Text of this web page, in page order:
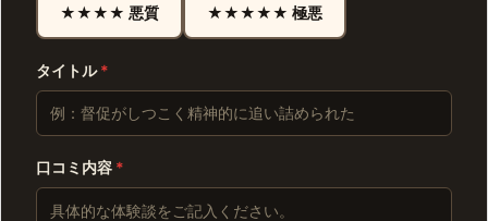
★★★★ 悪質 ★★★★★ 極悪
タイトル*
口コミ内容 *